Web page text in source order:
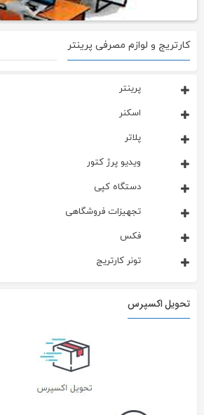
کارتریج و لوازم مصرفی پرینتر
پرینتر
اسکنر
پلاتر
ویدیو پرژ کتور
دستگاه کپی
تجهیزات فروشگاهی
فکس
تونر کارتریج
تحویل اکسپرس